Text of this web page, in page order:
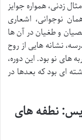
زدنی، همواره جوایز
نوجوانی، اشعاری
و طغیان در آن ها
نشانه هایی از روح
های نو بود. این دوره،
ای بود که بعدها در
نطفه های